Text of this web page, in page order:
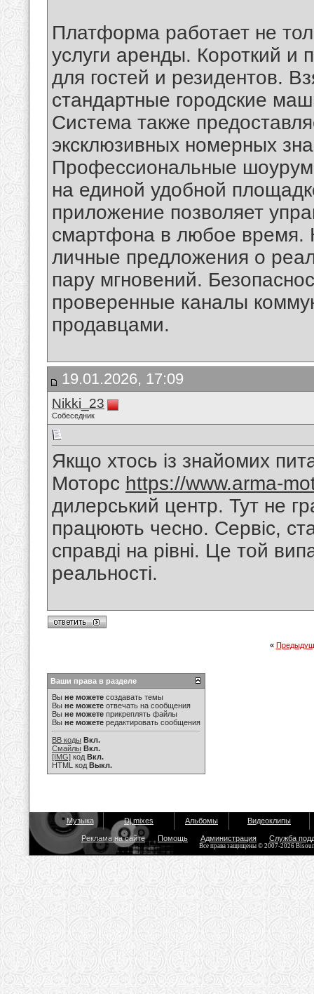
Платформа работает не
услуги аренды. Короткий и
для гостей и резидентов.
стандартные городские
Система также
эксклюзивных номерных
Профессиональные
на единой удобной
приложение позволяет
смартфона в любое время.
личные предложения о
пару мгновений.
проверенные каналы
продавцами.
19.01.2026, 17:09
Nikki_23
Собеседник
Якщо хтось із знайомих
Моторс https://www.arma-
дилерський центр. Тут не
працюють чесно. Сервіс,
справді на рівні. Це той
реальності.
«
Ваши права в разделе
Вы не можете создавать темы
Вы не можете отвечать на сообщения
Вы не можете прикреплять файлы
Вы не можете редактировать сообщения
BB коды Вкл.
Смайлы Вкл.
[IMG] код Вкл.
HTML код Выкл.
Музыка Dj mixes Альбомы Видеоклипы
Реклама на сайте Помощь Администрация Служба
Все права защищены © 2007-2026